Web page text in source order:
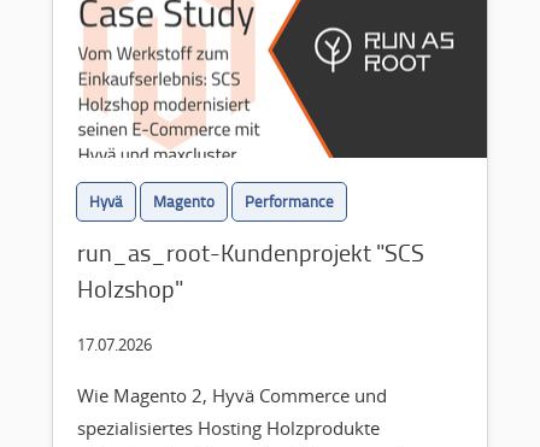
Hyvä Magento Performance
run_as_root-Kundenprojekt "SCS
Holzshop"
17.07.2026
Wie Magento 2, Hyvä Commerce und
spezialisiertes Hosting Holzprodukte